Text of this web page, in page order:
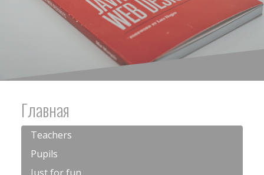
Главная
Teachers
Pupils